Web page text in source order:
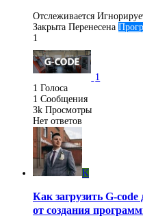
Отслеживается
Закрыта Перенесена
1
1
1 Голоса
1 Сообщения
3k Просмотры
Нет ответов
K
Как загрузить G-
от создания